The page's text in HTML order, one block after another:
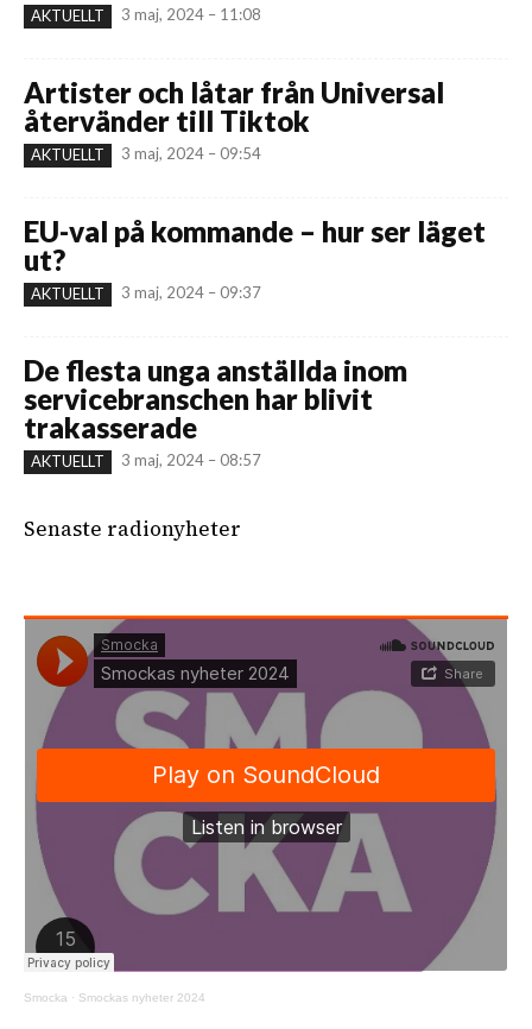
AKTUELLT 3 maj, 2024 – 11:08
Artister och låtar från Universal
återvänder till Tiktok
AKTUELLT 3 maj, 2024 – 09:54
EU-val på kommande – hur ser läget
ut?
AKTUELLT 3 maj, 2024 – 09:37
De flesta unga anställda inom
servicebranschen har blivit
trakasserade
AKTUELLT 3 maj, 2024 – 08:57
Senaste radionyheter
Smocka · Smockas nyheter 2024